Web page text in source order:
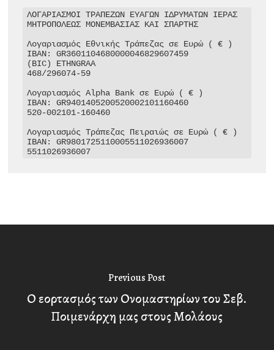
ΛΟΓΑΡΙΑΣΜΟΙ ΤΡΑΠΕΖΩΝ ΕΥΑΓΩΝ ΙΔΡΥΜΑΤΩΝ ΙΕΡΑΣ
ΜΗΤΡΟΠΟΛΕΩΣ ΜΟΝΕΜΒΑΣΙΑΣ ΚΑΙ ΣΠΑΡΤΗΣ
Λογαριασμός Εθνικής Τράπεζας σε Ευρώ ( € )
IBAN: GR3601104680000046829607459
(BIC) ETHNGRAA
468/296074-59
Λογαριασμός Alpha Bank σε Ευρώ ( € )
IBAN: GR9401405200520002101160460
520-002101-160460
Λογαριασμός Τράπεζας Πειραιώς σε Ευρώ ( € )
IBAN: GR9801725110005511026936007
5511026936007
Previous Post
Ο εορτασμός των Ονομαστηρίων του Σεβ.
Ποιμενάρχη μας στους Μολάους